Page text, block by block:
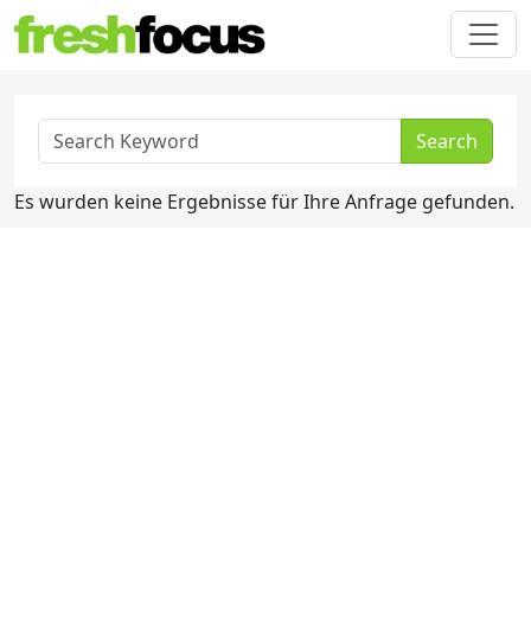
Search
Es wurden keine Ergebnisse für Ihre Anfrage gefunden.